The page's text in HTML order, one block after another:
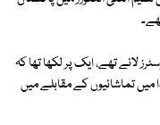
لائے تھے، ایک پر لکھا تھا کہ
میں تماشائیوں کے مقابلے میں